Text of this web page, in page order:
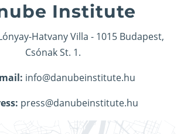
Institute
Hatvany Villa - 1015 Budapest,
Csónak St. 1.
info@danubeinstitute.hu
press@danubeinstitute.hu